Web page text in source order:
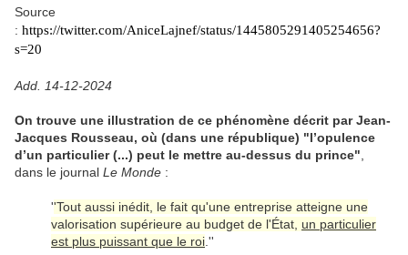
Source
: https://twitter.com/AniceLajnef/status/1445805291405254656?
s=20
Add. 14-12-2024
On trouve une illustration de ce phénomène décrit par Jean-
Jacques Rousseau, où (dans une république) "l’opulence
d’un particulier (...) peut le mettre au-dessus du prince"
dans le journal Le Monde :
''Tout aussi inédit, le fait qu'une entreprise atteigne une
valorisation supérieure au budget de l'État, un particulier
est plus puissant que le roi .''